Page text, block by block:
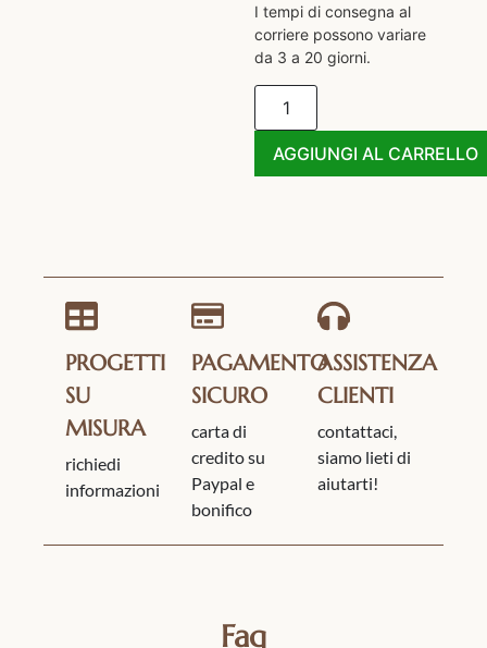
I tempi di consegna al
corriere possono variare
da 3 a 20 giorni.
AGGIUNGI AL CARRELLO
PROGETTI
SU
MISURA
richiedi
informazioni
PAGAMENTO
SICURO
carta di
credito su
Paypal e
bonifico
ASSISTENZA
CLIENTI
contattaci,
siamo lieti di
aiutarti!
Faq